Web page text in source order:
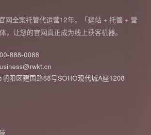
网全案托管代运营12年，「建站 + 托管 + 营
，让您的官网真正成为线上获客机器。
888-0088
朝阳区建国路88号SOHO现代城A座1208